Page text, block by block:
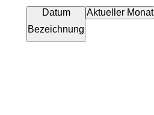
Datum
Bezeichnung
Aktueller Monat